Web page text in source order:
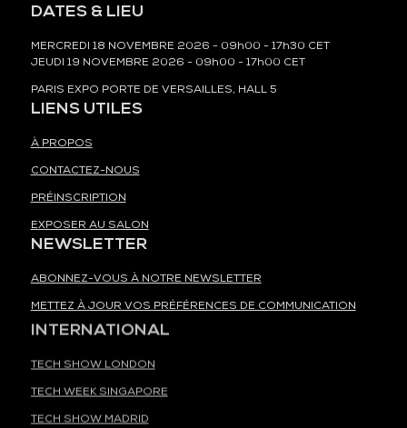
DATES & LIEU
MERCREDI 18 NOVEMBRE 2026 - 09h00 - 17h30 CET
JEUDI 19 NOVEMBRE 2026 - 09h00 - 17h00 CET
PARIS EXPO PORTE DE VERSAILLES, HALL 5
LIENS UTILES
À PROPOS
CONTACTEZ-NOUS
PRÉINSCRIPTION
EXPOSER AU SALON
NEWSLETTER
ABONNEZ-VOUS À NOTRE NEWSLETTER
METTEZ À JOUR VOS PRÉFÉRENCES DE COMMUNICATION
INTERNATIONAL
TECH SHOW LONDON
TECH WEEK SINGAPORE
TECH SHOW MADRID